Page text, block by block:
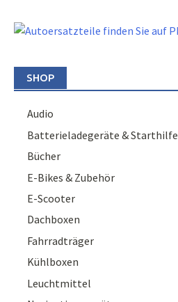
SHOP
Audio
Batterieladegeräte & Starthilfe
Bücher
E-Bikes & Zubehör
E-Scooter
Dachboxen
Fahrradträger
Kühlboxen
Leuchtmittel